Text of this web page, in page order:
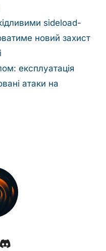
sideload-
новий захист
експлуатація
атаки на
Discord